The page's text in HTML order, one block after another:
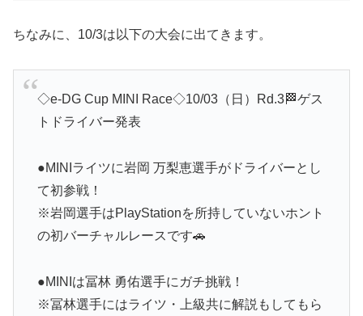
ちなみに、10/3は以下の大会に出てきます。
◇e-DG Cup MINI Race◇10/03（日）Rd.3🏁ゲス
トドライバー発表
●MINIライツに岩岡 万梨恵選手がドライバーとし
て初参戦！
※岩岡選手はPlayStationを所持していないホント
の初バーチャルレースです🚗
●MINIは冨林 勇佑選手にガチ挑戦！
※冨林選手にはライツ・上級共に解説もしてもら